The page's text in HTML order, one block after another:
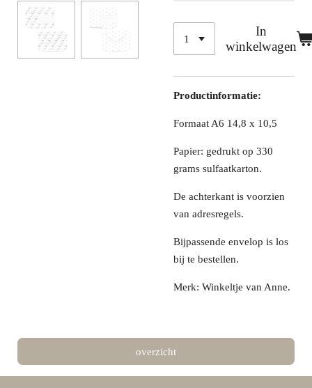
In
winkelwagen
Productinformatie:
Formaat A6 14,8 x 10,5
Papier: gedrukt op 330
grams sulfaatkarton.
De achterkant is voorzien
van adresregels.
Bijpassende envelop is los
bij te bestellen.
Merk: Winkeltje van Anne.
overzicht